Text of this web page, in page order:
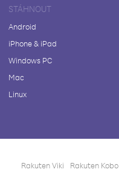
STÁHNOUT
Android
iPhone & iPad
Windows PC
Mac
Linux
Rakuten Viki Rakuten Kobo